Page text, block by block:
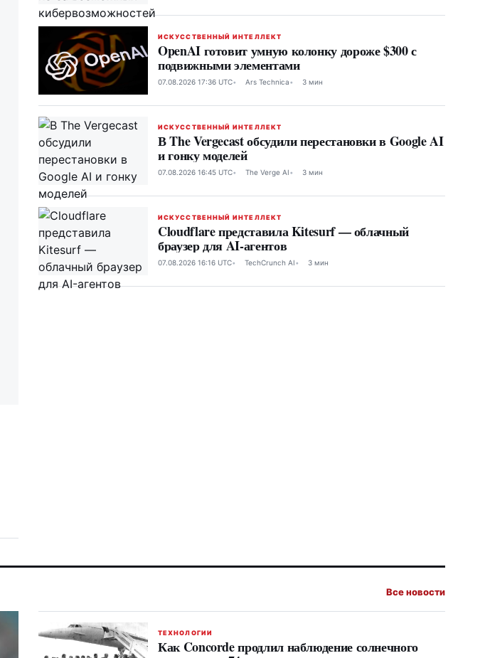
ИСКУССТВЕННЫЙ ИНТЕЛЛЕКТ
OpenAI готовит умную колонку дороже $300 с
подвижными элементами
07.08.2026 17:36 UTC Ars Technica 3 мин
ИСКУССТВЕННЫЙ ИНТЕЛЛЕКТ
В The Vergecast обсудили перестановки в Google AI
и гонку моделей
07.08.2026 16:45 UTC The Verge AI 3 мин
ИСКУССТВЕННЫЙ ИНТЕЛЛЕКТ
Cloudflare представила Kitesurf — облачный
браузер для AI-агентов
07.08.2026 16:16 UTC TechCrunch AI 3 мин
Все новости
ТЕХНОЛОГИИ
Как Concorde продлил наблюдение солнечного